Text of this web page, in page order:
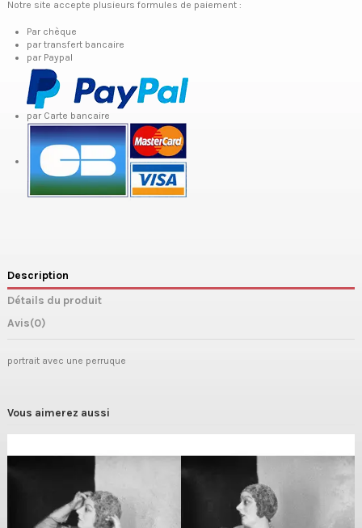
Notre site accepte plusieurs formules de paiement :
Par chèque
par transfert bancaire
par Paypal
par Carte bancaire
Description
Détails du produit
Avis(0)
portrait avec une perruque
Vous aimerez aussi